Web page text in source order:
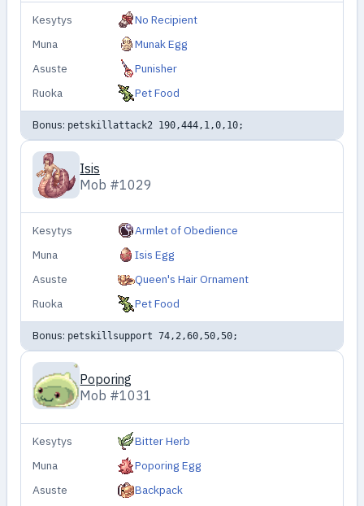
Kesytys
No Recipient
Muna
Munak Egg
Asuste
Punisher
Ruoka
Pet Food
Bonus: petskillattack2 190,444,1,0,10;
Isis
Mob #1029
Kesytys
Armlet of Obedience
Muna
Isis Egg
Asuste
Queen's Hair Ornament
Ruoka
Pet Food
Bonus: petskillsupport 74,2,60,50,50;
Poporing
Mob #1031
Kesytys
Bitter Herb
Muna
Poporing Egg
Asuste
Backpack